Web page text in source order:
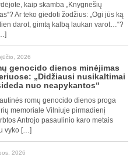
kaip skamba „Knygnešių
Ar teko giedoti žodžius: „Ogi jūs ką
darot, gimtą kalbą laukan varot…“?
2026
genocido dienos minėjimas
„Didžiausi nusikaltimai
nuo neapykantos“
romų genocido dienos proga
memoriale Vilniuje pirmadienį
Antrojo pasaulinio karo metais
vyko […]
2026